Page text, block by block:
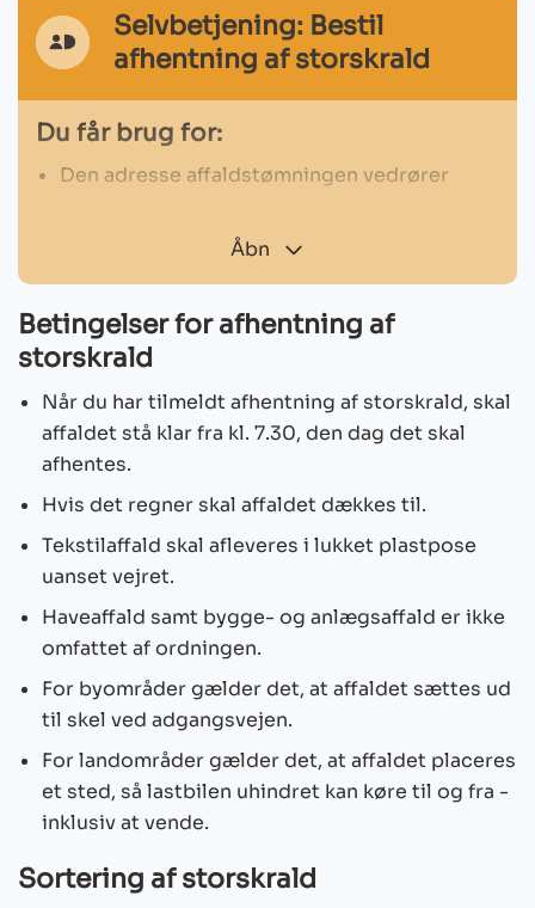
MitId
Selvbetjening: Bestil
afhentning af storskrald
Åbn
Du får brug for:
Den adresse affaldstømningen vedrører
Indtast adressen
Klik på Bestil på linjen ”Bestil afhentning af
storskrald”
Uddyb gerne i kommentaren hvad og hvor
meget der skal afhentes på adressen
Bestil afhentning af storskrald
Ikon
Betingelser for afhentning af
storskrald
Når du har tilmeldt afhentning af storskrald, skal
affaldet stå klar fra kl. 7.30, den dag det skal
afhentes.
Hvis det regner skal affaldet dækkes til.
Tekstilaffald skal afleveres i lukket plastpose
uanset vejret.
Haveaffald samt bygge- og anlægsaffald er ikke
omfattet af ordningen.
For byområder gælder det, at affaldet sættes ud
til skel ved adgangsvejen.
For landområder gælder det, at affaldet placeres
et sted, så lastbilen uhindret kan køre til og fra -
inklusiv at vende.
Sortering af storskrald